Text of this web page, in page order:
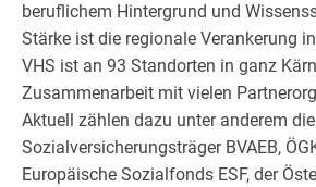
beruflichem Hintergrund und
Stärke ist die regionale Verankerung
VHS ist an 93 Standorten in ganz
Zusammenarbeit mit vielen
Aktuell zählen dazu unter anderem die
Sozialversicherungsträger BVAEB,
Europäische Sozialfonds ESF, der